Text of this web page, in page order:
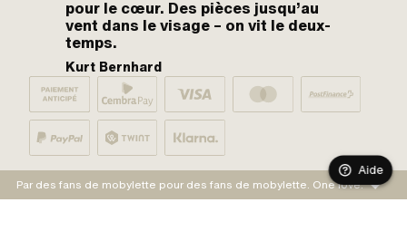
pour le cœur. Des pièces jusqu’au
vent dans le visage – on vit le deux-
temps.
Kurt Bernhard
Par des fans de mobylette pour des fans de mobylette. One love.
Aide